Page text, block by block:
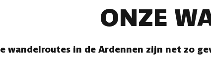
ONZE
wandelroutes in de Ardennen zijn net zo